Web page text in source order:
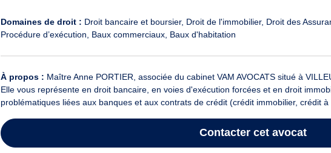
Domaines de droit : Droit bancaire et boursier Droit de l'immobilier Droit des
Procédure d’exécution
Baux commerciaux Baux d'habitation
À propos : Maître Anne PORTIER, associée du cabinet VAM AVOCATS situé à
Elle vous représente en droit bancaire, en voies d'exécution forcées et en droit
problématiques liées aux banques et aux contrats de crédit (crédit immobilier, crédit à
Contacter cet avocat